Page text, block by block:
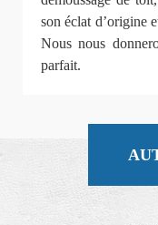
son éclat d’origine
Nous nous
parfait.